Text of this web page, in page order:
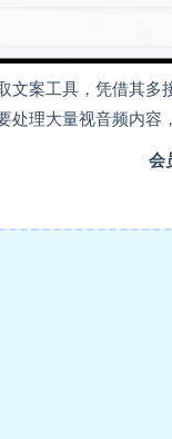
文案工具，凭借其多
处理大量视音频内容
会